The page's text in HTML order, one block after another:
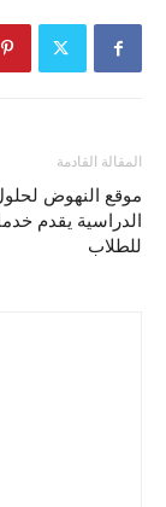
المقالة القادمة
موقع النهوض
الدراسية يقدم
للطلاب